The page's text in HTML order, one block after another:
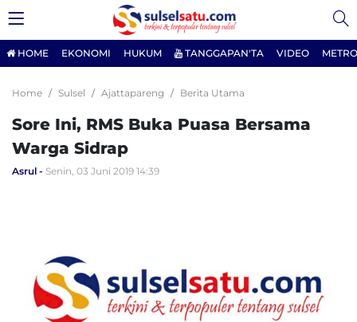
HOME EKONOMI HUKUM TANGGAPAN'TA VIDEO
Home Sulsel Ajattapareng Berita Utama
Sore Ini, RMS Buka Puasa Bersama
Warga Sidrap
Asrul Senin, 03 Juni 2019 14:39